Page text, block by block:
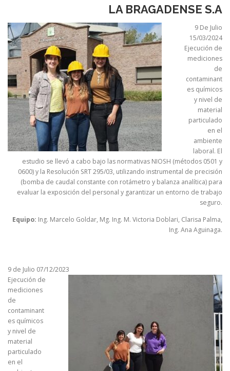
LA BRAGADENSE S.A
9 De Julio
15/03/2024
Ejecución de
mediciones
de
contaminant
es químicos
y nivel de
material
particulado
en el
ambiente
laboral. El
estudio se llevó a cabo bajo las normativas NIOSH (métodos 0501 y
0600) y la Resolución SRT 295/03, utilizando instrumental de precisión
(bomba de caudal constante con rotámetro y balanza analítica) para
evaluar la exposición del personal y garantizar un entorno de trabajo
seguro.
Equipo: Ing. Marcelo Goldar, Mg. Ing. M. Victoria Doblari, Clarisa Palma,
Ing. Ana Aguinaga.
9 de Julio 07/12/2023
Ejecución de
mediciones
de
contaminant
es químicos
y nivel de
material
particulado
en el